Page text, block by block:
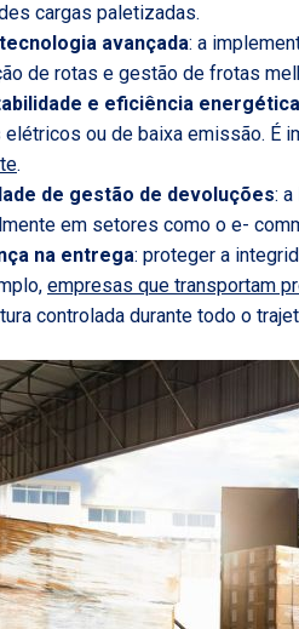
cargas paletizadas.
avançada: a
de rotas e gestão de frotas
e eficiência energética
ou de baixa emissão. É
.
de gestão de devoluções:
em setores como o e-
na entrega: proteger a
empresas que transportam
controlada durante todo o